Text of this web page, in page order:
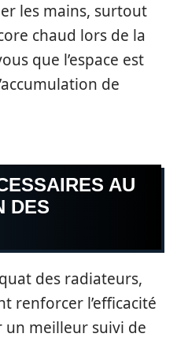
les mains, surtout
chaud lors de la
que l’espace est
de
AU
DES
des radiateurs,
renforcer l’efficacité
meilleur suivi de